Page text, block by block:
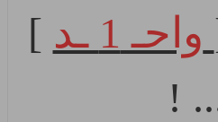
واحـ 1 ـد
]